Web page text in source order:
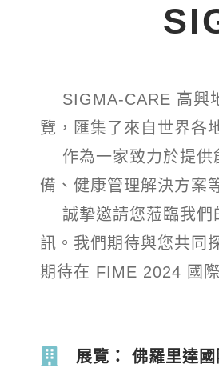
SIGMA-CARE 高興
覽，匯集了來自世界各
作為一家致力於提供
備、健康管理解決方案
誠摯邀請您蒞臨我們
訊。我們期待與您共同
期待在 FIME 2024 國
展覽： 佛羅里達